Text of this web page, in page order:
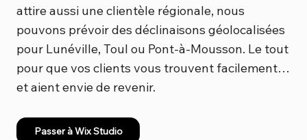
attire aussi une clientèle régionale, nous
pouvons prévoir des déclinaisons géolocalisées
pour Lunéville, Toul ou Pont-à-Mousson. Le tout
pour que vos clients vous trouvent facilement…
et aient envie de revenir.
Passer à Wix Studio